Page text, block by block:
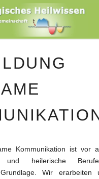
Kommunikation ist vor
und heilerische
Grundlage. Wir erarbeiten